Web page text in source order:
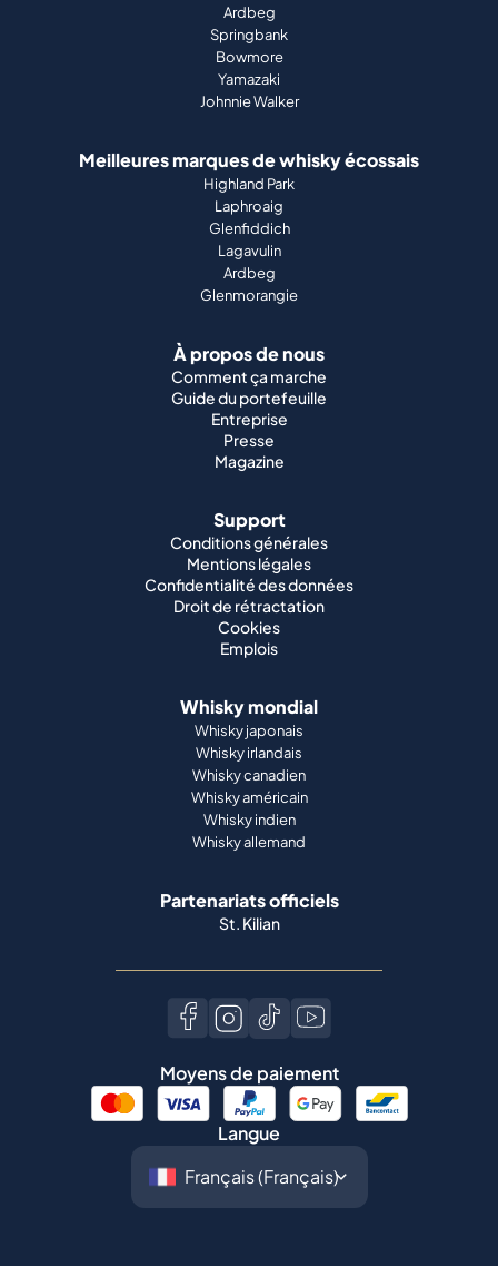
Ardbeg
Springbank
Bowmore
Yamazaki
Johnnie Walker
Meilleures marques de whisky écossais
Highland Park
Laphroaig
Glenfiddich
Lagavulin
Ardbeg
Glenmorangie
À propos de nous
Comment ça marche
Guide du portefeuille
Entreprise
Presse
Magazine
Support
Conditions générales
Mentions légales
Confidentialité des données
Droit de rétractation
Cookies
Emplois
Whisky mondial
Whisky japonais
Whisky irlandais
Whisky canadien
Whisky américain
Whisky indien
Whisky allemand
Partenariats officiels
St. Kilian
Moyens de paiement
Langue